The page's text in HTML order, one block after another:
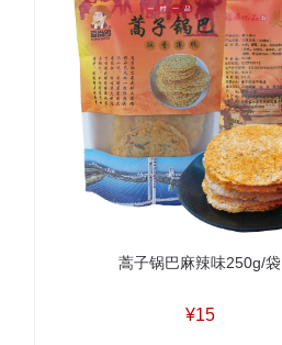
蒿子锅巴麻辣味250g/袋
¥15